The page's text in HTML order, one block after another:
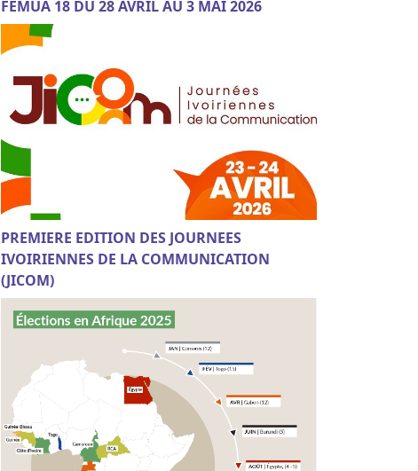
FEMUA 18 DU 28 AVRIL AU 3 MAI 2026
PREMIERE EDITION DES JOURNEES
IVOIRIENNES DE LA COMMUNICATION
(JICOM)